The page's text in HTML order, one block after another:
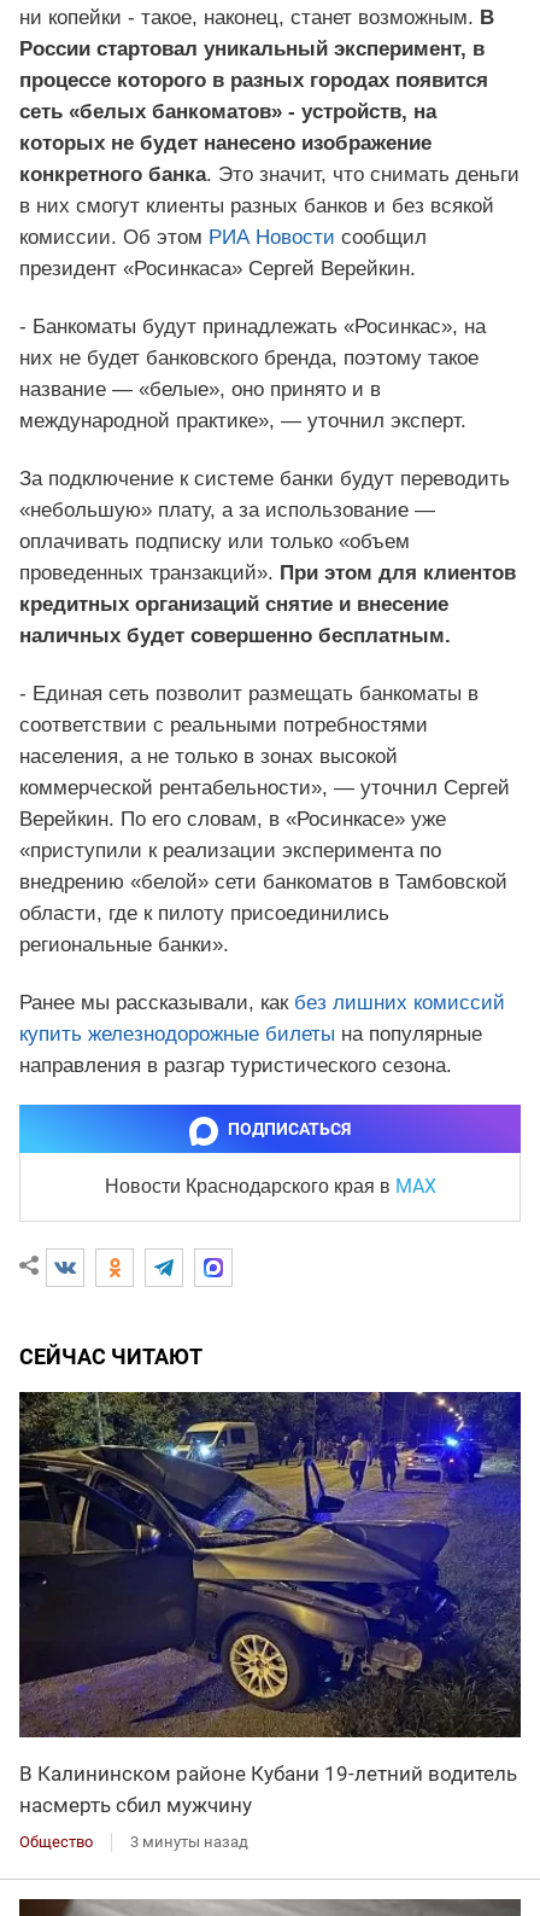
ни копейки - такое, наконец, станет возможным. В
России стартовал уникальный эксперимент, в
процессе которого в разных городах появится
сеть «белых банкоматов» - устройств, на
которых не будет нанесено изображение
конкретного банка. Это значит, что снимать деньги
в них смогут клиенты разных банков и без всякой
комиссии. Об этом РИА Новости сообщил
президент «Росинкаса» ​Сергей Верейкин.
- Банкоматы будут принадлежать «Росинкас», на
них не будет банковского бренда, поэтому такое
название — «белые», оно принято и в
международной практике», — уточнил эксперт.
За подключение к системе банки будут переводить
«небольшую» плату, а за использование —
оплачивать подписку или только «объем
проведенных транзакций». При этом для клиентов
кредитных организаций снятие и внесение
наличных будет совершенно бесплатным.
- Единая сеть позволит размещать банкоматы в
соответствии с реальными потребностями
населения, а не только в зонах высокой
коммерческой рентабельности», — уточнил Сергей
Верейкин. По его словам, в «Росинкасе» уже
«приступили к реализации эксперимента по
внедрению «белой» сети банкоматов в Тамбовской
области, где к пилоту присоединились
региональные банки».
Ранее мы рассказывали, как без лишних комиссий
купить железнодорожные билеты на популярные
направления в разгар туристического сезона.
ПОДПИСАТЬСЯ
Новости Краснодарского края в MAX
СЕЙЧАС ЧИТАЮТ
В Калининском районе Кубани 19-летний водитель
насмерть сбил мужчину
Общество 3 минуты назад